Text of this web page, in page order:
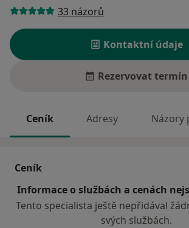
33 názorů
Kontaktní údaje
Rezervovat termín
Ceník Adresy Názory
Ceník
Informace o službách a cenách
Tento specialista ještě nepřidával
svých službách.